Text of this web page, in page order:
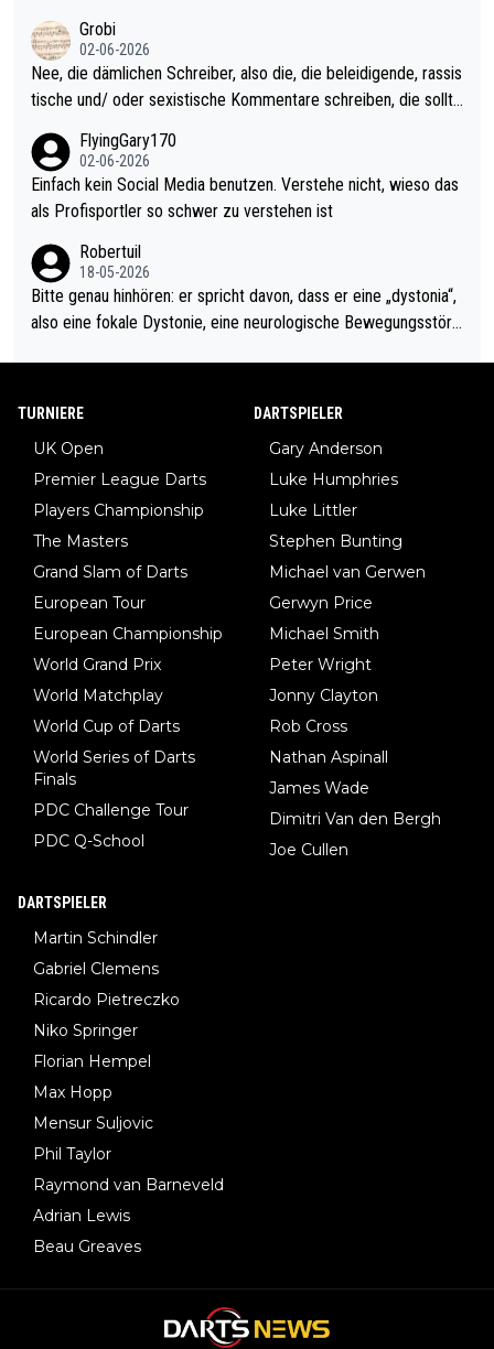
ohl wenig WDF Turniere spielen. Dies war bei Archie Self letzt
es Jahr der Fall. Er musste als amtierender Weltmeister durch
den Qualifier und ich glaube kaum, dass Mitchel sich das (in Ve
gas) antun würde, wenn er doch eigentlich die PDC-WM als Zi
el hat.
Grobi
02-06-2026
Nee, die dämlichen Schreiber, also die, die beleidigende, rassis
tische und/ oder sexistische Kommentare schreiben, die sollte
s Leben in den Griff kriegen. Nur eins wundert mich: Luke Little
r war doch neulich erst derjenige, der über Social Media GvV p
rovoziert hat. Und Littlers Mutter schießt öfters mal gegen Ric
FlyingGary170
02-06-2026
Einfach kein Social Media benutzen. Verstehe nicht, wieso das
als Profisportler so schwer zu verstehen ist
Robertuil
18-05-2026
Bitte genau hinhören: er spricht davon, dass er eine „dystonia“,
also eine fokale Dystonie, eine neurologische Bewegungsstöru
be immer noch, dass sehr viele der Dartits-Fälle fälschlich psy
diese könnten teils wirksam behandelt werden! Dafür müsste
man nur zum Neurologen und nicht zum Mentaltrainer gehen…
TURNIERE
UK Open
Premier League Darts
Players Championship
The Masters
Grand Slam of Darts
European Tour
European Championship
World Grand Prix
World Matchplay
World Cup of Darts
World Series of Darts
Finals
PDC Challenge Tour
PDC Q-School
DARTSPIELER
Gary Anderson
Luke Humphries
Luke Littler
Stephen Bunting
Michael van Gerwen
Gerwyn Price
Michael Smith
Peter Wright
Jonny Clayton
Rob Cross
Nathan Aspinall
James Wade
Dimitri Van den Bergh
Joe Cullen
DARTSPIELER
Martin Schindler
Gabriel Clemens
Ricardo Pietreczko
Niko Springer
Florian Hempel
Max Hopp
Mensur Suljovic
Phil Taylor
Raymond van Barneveld
Adrian Lewis
Beau Greaves